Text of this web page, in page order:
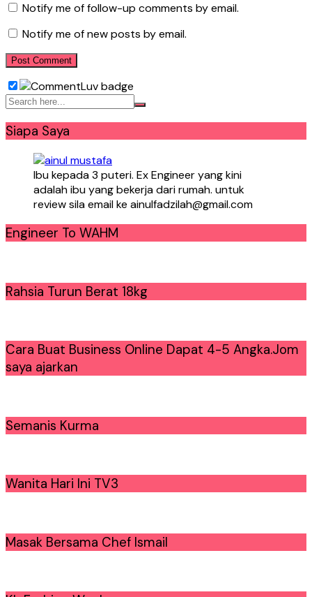
Notify me of follow-up comments by email.
Notify me of new posts by email.
Siapa Saya
Ibu kepada 3 puteri. Ex Engineer yang kini
adalah ibu yang bekerja dari rumah. untuk
review sila email ke ainulfadzilah@gmail.com
Engineer To WAHM
Rahsia Turun Berat 18kg
Cara Buat Business Online Dapat 4-5 Angka.Jom
saya ajarkan
Semanis Kurma
Wanita Hari Ini TV3
Masak Bersama Chef Ismail